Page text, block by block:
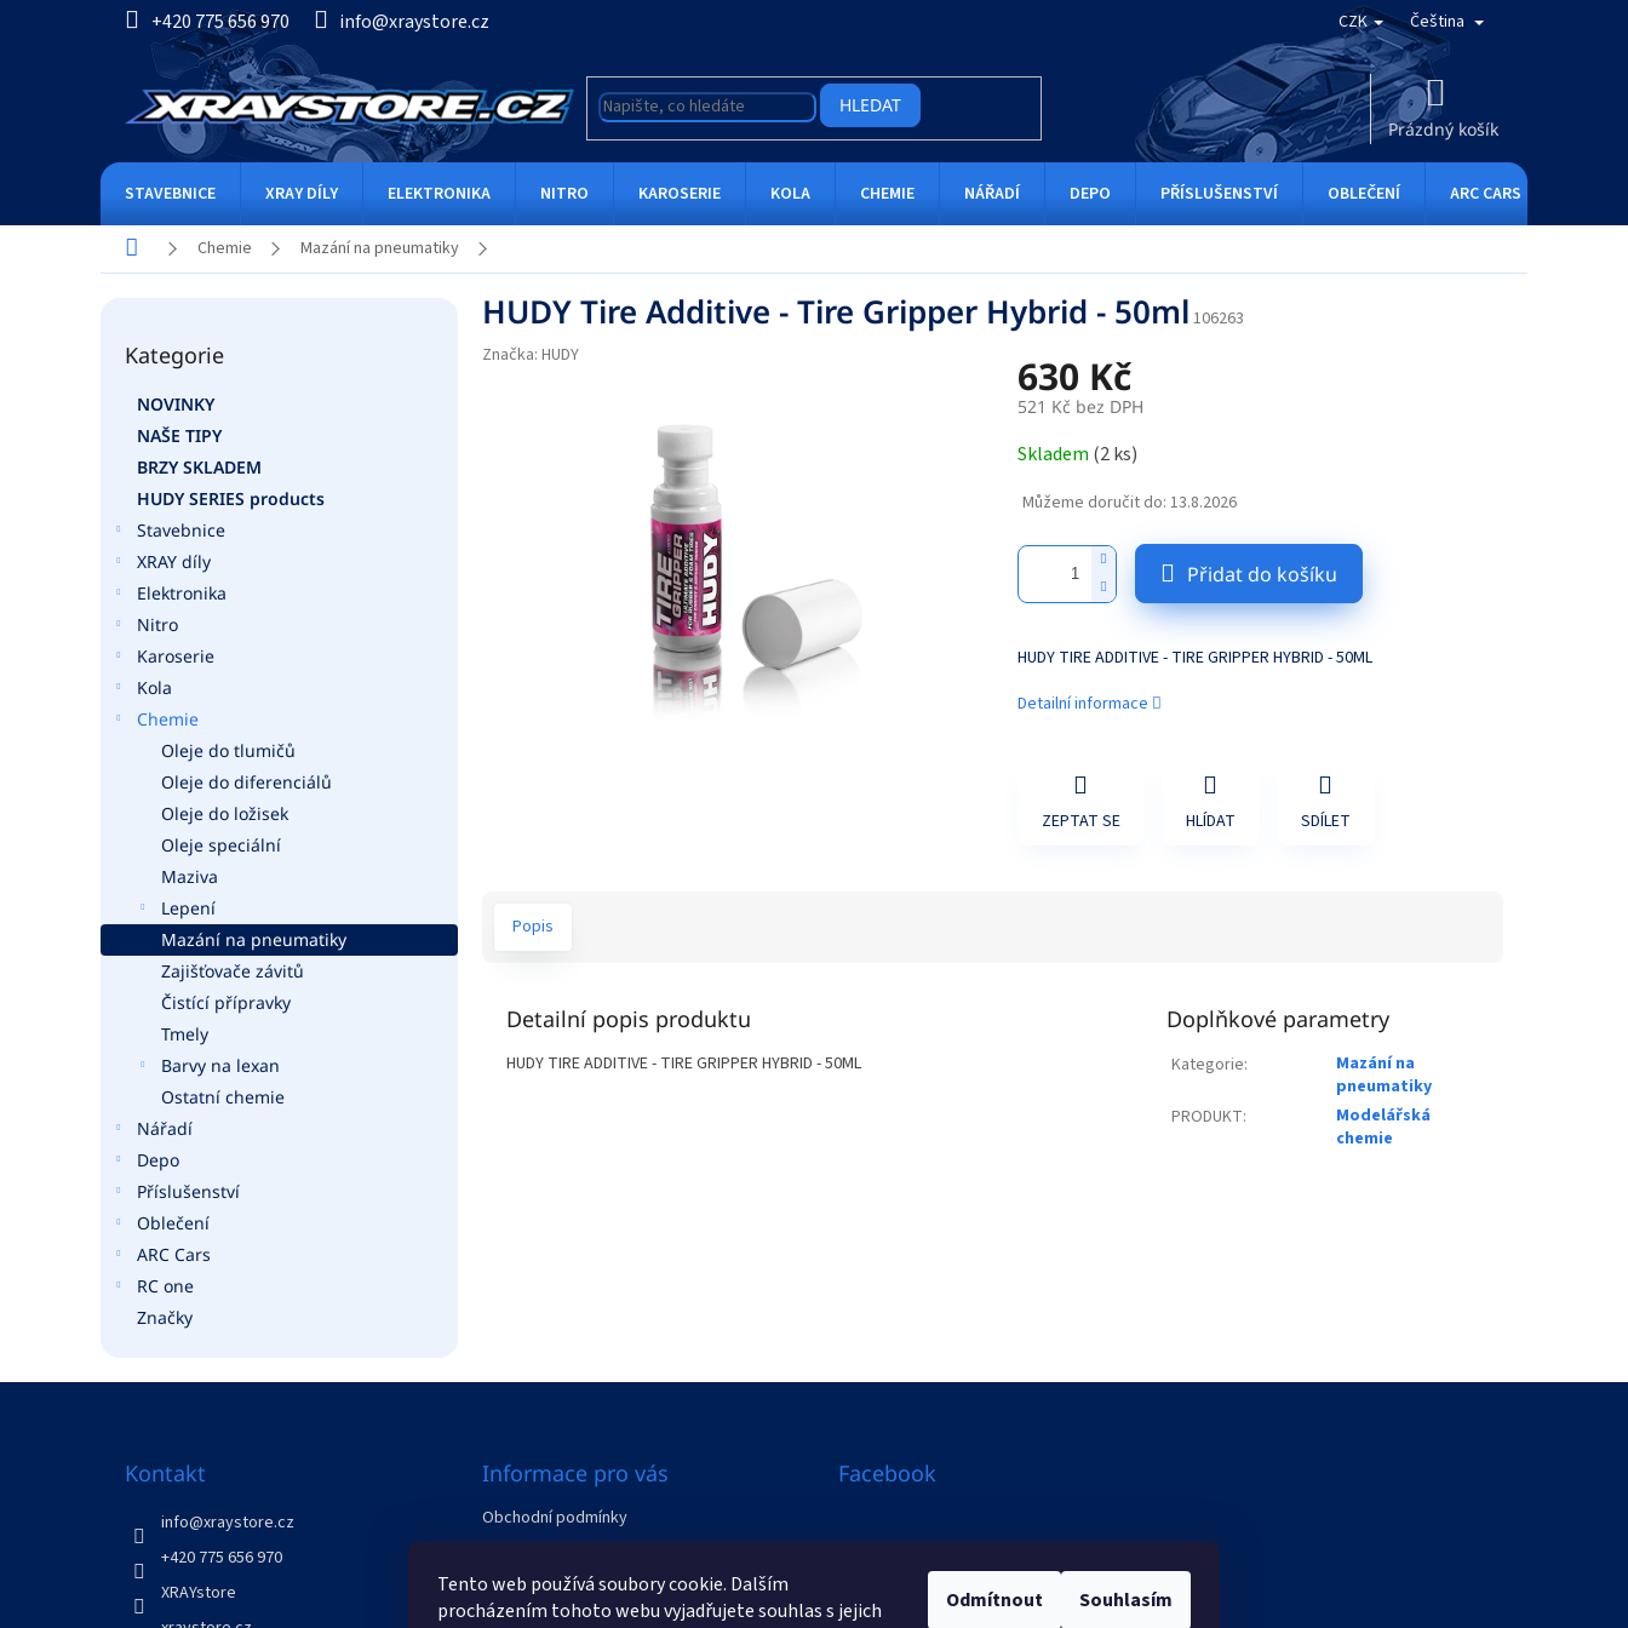
Tento web používá soubory cookie. Dalším
procházením tohoto webu vyjadřujete souhlas s jejich
Odmítnout Souhlasím
+420 775 656 970 info@xraystore.cz CZK Čeština
HLEDAT
KOŠÍK
Prázdný košík
STAVEBNICE XRAY DÍLY ELEKTRONIKA NITRO KAROSERIE KOLA CHEMIE NÁŘADÍ DEPO PŘÍSLUŠENSTVÍ OBLEČENÍ ARC CARS
Domů Chemie Mazání na pneumatiky
kategorie
Kategorie
NOVINKY
NAŠE TIPY
BRZY SKLADEM
HUDY SERIES products
Stavebnice
XRAY díly
Elektronika
Nitro
Karoserie
Kola
Chemie
Oleje do tlumičů
Oleje do diferenciálů
Oleje do ložisek
Oleje speciální
Maziva
Lepení
Mazání na pneumatiky
Zajišťovače závitů
Čistící přípravky
Tmely
Barvy na lexan
Ostatní chemie
Nářadí
Depo
Příslušenství
Oblečení
ARC Cars
RC one
Značky
HUDY Tire Additive - Tire Gripper Hybrid - 50ml 106263
Značka: HUDY 630 Kč
521 Kč bez DPH
cena:
Skladem (2 ks)
Můžeme doručit do: 13.8.2026
Přidat do košíku
HUDY TIRE ADDITIVE - TIRE GRIPPER HYBRID - 50ML
Detailní informace
ZEPTAT SE HLÍDAT SDÍLET
Popis
Detailní popis produktu
HUDY TIRE ADDITIVE - TIRE GRIPPER HYBRID - 50ML
Doplňkové parametry
Kategorie:
Mazání na
pneumatiky
PRODUKT:
Modelářská
chemie
Kontakt
info@xraystore.cz
+420 775 656 970
XRAYstore
Informace pro vás
Obchodní podmínky
Odstoupení od smlouvy
Kontakty
Facebook